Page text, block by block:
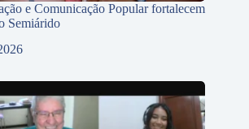
e Comunicação Popular fortalecem
Semiárido